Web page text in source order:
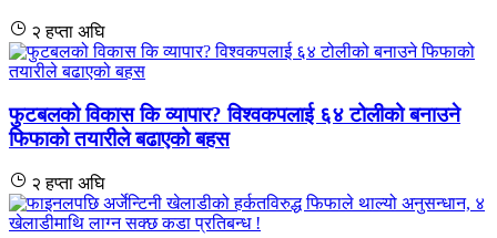
२ हप्ता अघि
फुटबलको विकास कि व्यापार? विश्वकपलाई ६४ टोलीको बनाउने
फिफाको तयारीले बढाएको बहस
२ हप्ता अघि